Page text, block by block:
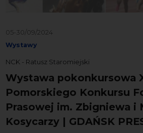
05-30/09/2024
Wystawy
NCK - Ratusz Staromiejski
Wystawa pokonkursowa
Pomorskiego Konkursu
Prasowej im. Zbigniewa i
Kosycarzy | GDAŃSK